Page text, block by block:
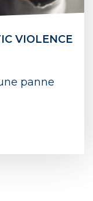
VIOLENCE
panne